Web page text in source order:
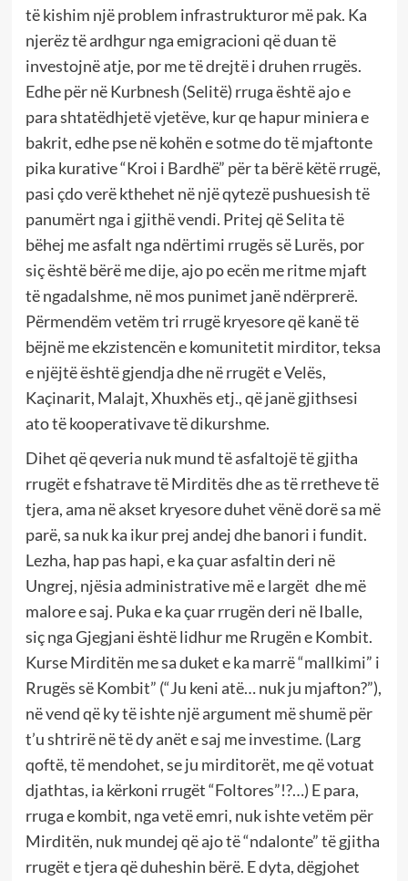
të kishim një problem infrastrukturor më pak. Ka
njerëz të ardhgur nga emigracioni që duan të
investojnë atje, por me të drejtë i druhen rrugës.
Edhe për në Kurbnesh (Selitë) rruga është ajo e
para shtatëdhjetë vjetëve, kur qe hapur miniera e
bakrit, edhe pse në kohën e sotme do të mjaftonte
pika kurative “Kroi i Bardhë” për ta bërë këtë rrugë,
pasi çdo verë kthehet në një qytezë pushuesish të
panumërt nga i gjithë vendi. Pritej që Selita të
bëhej me asfalt nga ndërtimi rrugës së Lurës, por
siç është bërë me dije, ajo po ecën me ritme mjaft
të ngadalshme, në mos punimet janë ndërprerë.
Përmendëm vetëm tri rrugë kryesore që kanë të
bëjnë me ekzistencën e komunitetit mirditor, teksa
e njëjtë është gjendja dhe në rrugët e Velës,
Kaçinarit, Malajt, Xhuxhës etj., që janë gjithsesi
ato të kooperativave të dikurshme.
Dihet që qeveria nuk mund të asfaltojë të gjitha
rrugët e fshatrave të Mirditës dhe as të rretheve të
tjera, ama në akset kryesore duhet vënë dorë sa më
parë, sa nuk ka ikur prej andej dhe banori i fundit.
Lezha, hap pas hapi, e ka çuar asfaltin deri në
Ungrej, njësia administrative më e largët dhe më
malore e saj. Puka e ka çuar rrugën deri në Iballe,
siç nga Gjegjani është lidhur me Rrugën e Kombit.
Kurse Mirditën me sa duket e ka marrë “mallkimi” i
Rrugës së Kombit” (“Ju keni atë… nuk ju mjafton?”),
në vend që ky të ishte një argument më shumë për
t’u shtrirë në të dy anët e saj me investime. (Larg
qoftë, të mendohet, se ju mirditorët, me që votuat
djathtas, ia kërkoni rrugët “Foltores”!?…) E para,
rruga e kombit, nga vetë emri, nuk ishte vetëm për
Mirditën, nuk mundej që ajo të “ndalonte” të gjitha
rrugët e tjera që duheshin bërë. E dyta, dëgjohet